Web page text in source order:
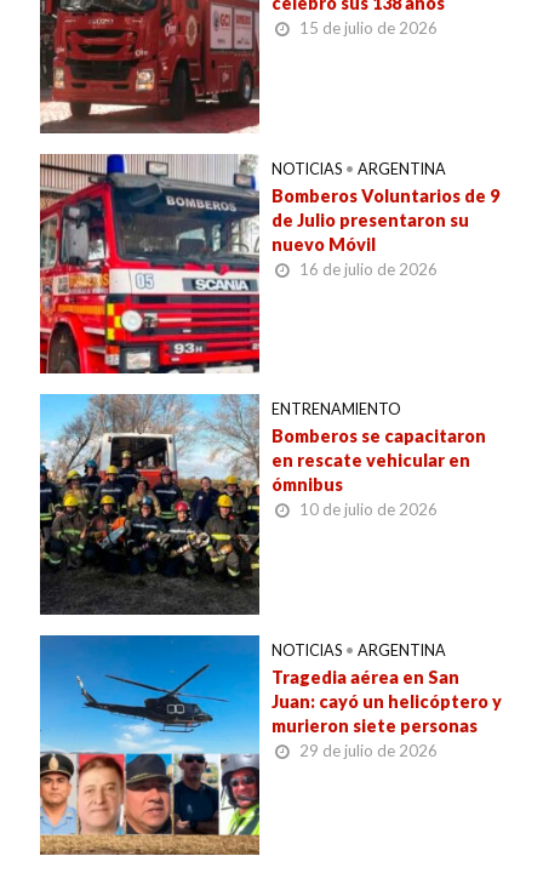
15 de julio de 2026
NOTICIAS • ARGENTINA
Bomberos Voluntarios de 9
de Julio presentaron su
nuevo Móvil
16 de julio de 2026
ENTRENAMIENTO
Bomberos se capacitaron
en rescate vehicular en
ómnibus
10 de julio de 2026
NOTICIAS • ARGENTINA
Tragedia aérea en San
Juan: cayó un helicóptero y
murieron siete personas
29 de julio de 2026